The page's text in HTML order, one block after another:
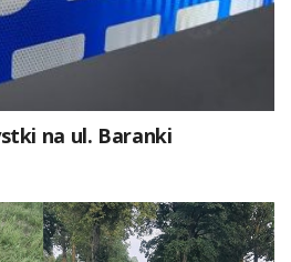
na ul. Baranki